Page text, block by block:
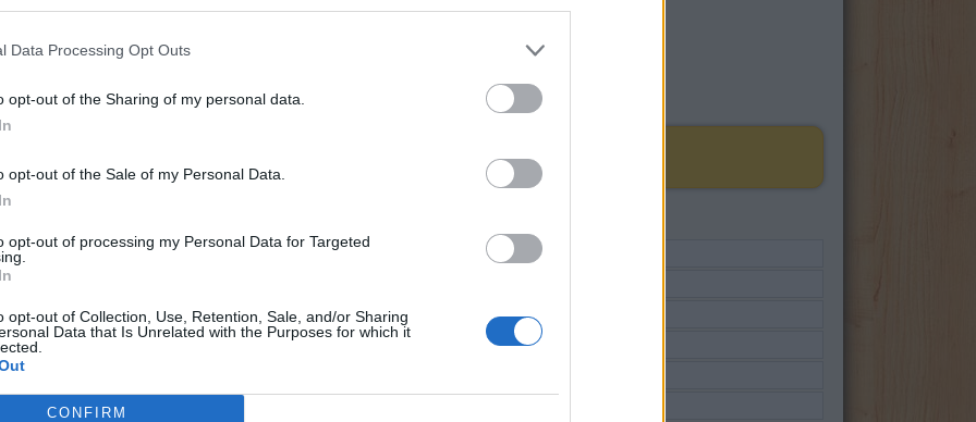
Data Processing Opt Outs
opt-out of the Sharing of my personal data.
opt-out of the Sale of my Personal Data.
opt-out of processing my Personal Data for Targeted
opt-out of Collection, Use, Retention, Sale, and/or Sharing
Data that Is Unrelated with the Purposes for which it
CONFIRM
25675
25677
25678
25680